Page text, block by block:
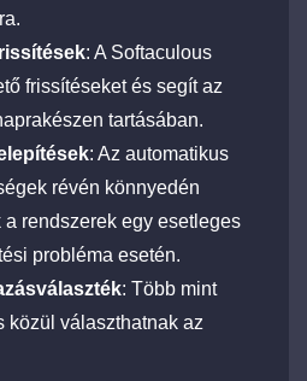
: A Softaculous
frissítéseket és segít az
tartásában.
: Az automatikus
révén könnyedén
rendszerek egy esetleges
probléma esetén.
: Több mint
közül választhatnak az